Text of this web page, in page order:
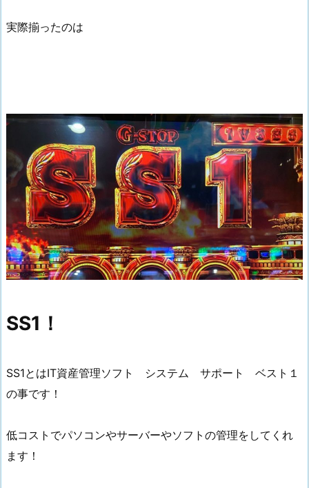
実際揃ったのは
SS1！
SS1とはIT資産管理ソフト システム サポート ベスト１
の事です！
低コストでパソコンやサーバーやソフトの管理をしてくれ
ます！